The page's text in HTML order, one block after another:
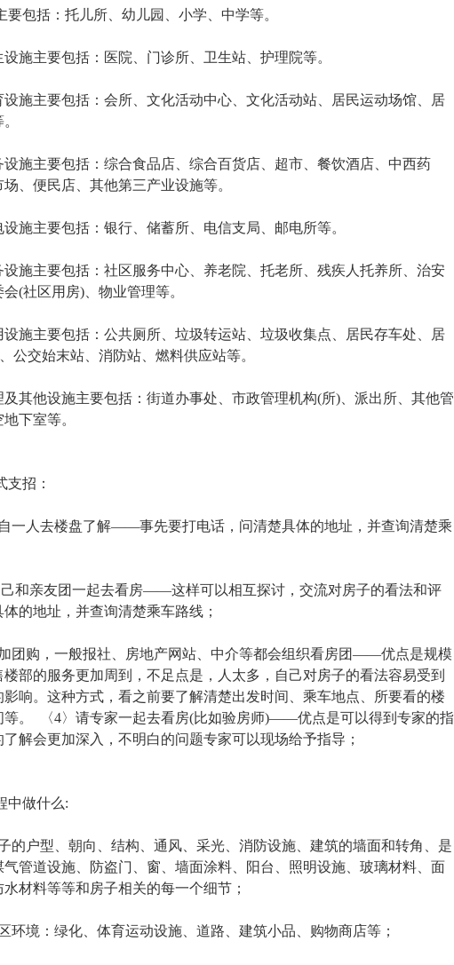
包括：托儿所、幼儿园、小学、中学等。
主要包括：医院、门诊所、卫生站、护理院等。
主要包括：会所、文化活动中心、文化活动站、居民运动场馆、居
主要包括：综合食品店、综合百货店、超市、餐饮酒店、中西药
、便民店、其他第三产业设施等。
主要包括：银行、储蓄所、电信支局、邮电所等。
主要包括：社区服务中心、养老院、托老所、残疾人托养所、治安
(社区用房)、物业管理等。
主要包括：公共厕所、垃圾转运站、垃圾收集点、居民存车处、居
公交始末站、消防站、燃料供应站等。
他设施主要包括：街道办事处、市政管理机构(所)、派出所、其他管
下室等。
招：
人去楼盘了解——事先要打电话，问清楚具体的地址，并查询清楚乘
亲友团一起去看房——这样可以相互探讨，交流对房子的看法和评
的地址，并查询清楚乘车路线；
购，一般报社、房地产网站、中介等都会组织看房团——优点是规模
楼部的服务更加周到，不足点是，人太多，自己对房子的看法容易受到
影响。这种方式，看之前要了解清楚出发时间、乘车地点、所要看的楼
等。 〈4〉请专家一起去看房(比如验房师)——优点是可以得到专家的指
了解会更加深入，不明白的问题专家可以现场给予指导；
做什么:
户型、朝向、结构、通风、采光、消防设施、建筑的墙面和转角、是
气管道设施、防盗门、窗、墙面涂料、阳台、照明设施、玻璃材料、面
材料等等和房子相关的每一个细节；
境：绿化、体育运动设施、道路、建筑小品、购物商店等；